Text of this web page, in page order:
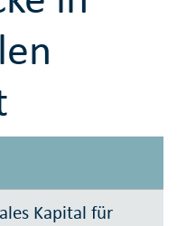
Kapital für